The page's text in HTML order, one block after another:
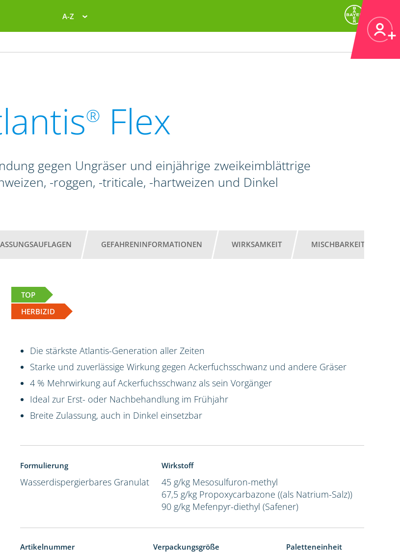
A-Z
® Flex
gegen Ungräser und einjährige zweikeimblättrige
-roggen, -triticale, -hartweizen und Dinkel
GEFAHRENINFORMATIONEN WIRKSAMKEIT MISCHBARKEIT
TOP
HERBIZID
Die stärkste Atlantis-Generation aller Zeiten
Starke und zuverlässige Wirkung gegen Ackerfuchsschwanz und andere Gräser
4 % Mehrwirkung auf Ackerfuchsschwanz als sein Vorgänger
Ideal zur Erst- oder Nachbehandlung im Frühjahr
Breite Zulassung, auch in Dinkel einsetzbar
Formulierung
Wasserdispergierbares Granulat
Wirkstoff
45 g/kg Mesosulfuron-methyl
67,5 g/kg Propoxycarbazone ((als Natrium-Salz))
90 g/kg Mefenpyr-diethyl (Safener)
Artikelnummer Verpackungsgröße Paletteneinheit